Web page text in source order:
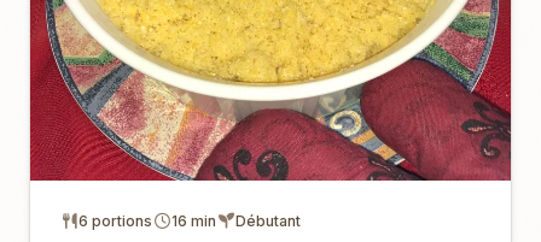
6 portions 16 min Débutant